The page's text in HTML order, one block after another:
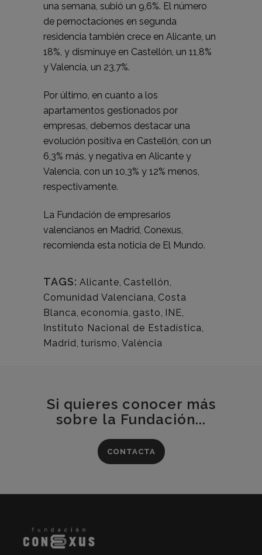
una semana, subió un 9,6%. El número
de pernoctaciones en segunda
residencia también crece en Alicante, un
18%, y disminuye en Castellón, un 11,8%
y Valencia, un 23,7%.
Por último, en cuanto a los
apartamentos gestionados por
empresas, debemos destacar una
evolución positiva en Castellón, con un
6,3% más, y negativa en Alicante y
Valencia, con un 10,3% y 12% menos,
respectivamente.
La Fundación de empresarios
valencianos en Madrid, Conexus,
recomienda esta noticia de El Mundo.
TAGS: Alicante, Castellón,
Comunidad Valenciana, Costa
Blanca, economía, gasto, INE,
Instituto Nacional de Estadística,
Madrid, turismo, València
Si quieres conocer más
sobre la Fundación...
CONTACTA